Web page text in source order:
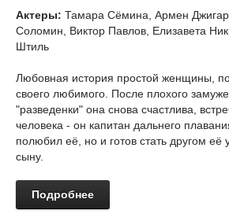
Актеры: Тамара Сёмина, Армен
Соломин, Виктор Павлов, Елизавета
Штиль
Любовная история простой женщины,
своего любимого. После плохого
"разведенки" она снова счастлива,
человека - он капитан дальнего
полюбил её, но и готов стать другом
сыну.
Подробнее